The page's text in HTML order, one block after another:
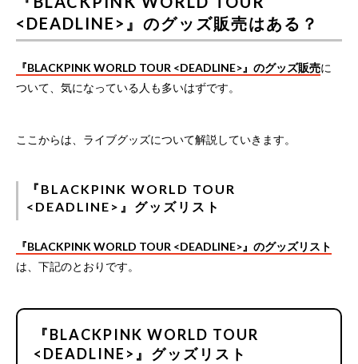
<DEADLINE>』のグッズ販売はある？
『BLACKPINK WORLD TOUR <DEADLINE>』のグッズ販売に
ついて、気になっている人も多いはずです。
ここからは、ライブグッズについて解説していきます。
『BLACKPINK WORLD TOUR
<DEADLINE>』グッズリスト
『BLACKPINK WORLD TOUR <DEADLINE>』のグッズリスト
は、下記のとおりです。
『BLACKPINK WORLD TOUR
<DEADLINE>』グッズリスト